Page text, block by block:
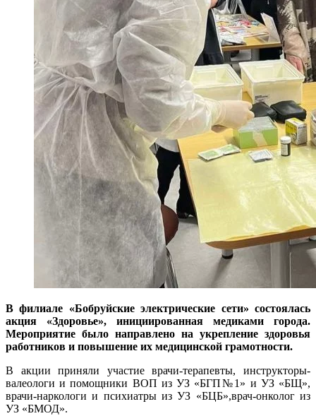
В филиале «Бобруйские электрические сети» состоялась
акция «Здоровье», инициированная медиками города.
Мероприятие было направлено на укрепление здоровья
работников и повышение их медицинской грамотности.
В акции приняли участие врачи-терапевты, инструкторы-
валеологи и помощники ВОП из УЗ «БГП№1» и УЗ «БЩ»,
врачи-наркологи и психиатры из УЗ «БЦБ»,врач-онколог из
УЗ «БМОД».